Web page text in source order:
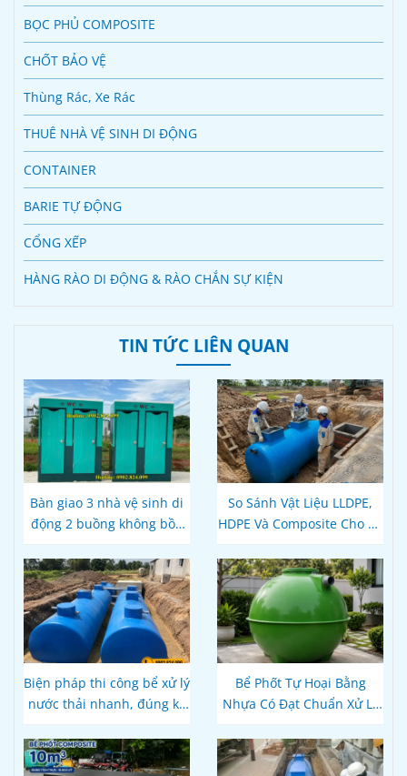
BỌC PHỦ COMPOSITE
CHỐT BẢO VỆ
Thùng Rác, Xe Rác
THUÊ NHÀ VỆ SINH DI ĐỘNG
CONTAINER
BARIE TỰ ĐỘNG
CỔNG XẾP
HÀNG RÀO DI ĐỘNG & RÀO CHẮN SỰ KIỆN
TIN TỨC LIÊN QUAN
Bàn giao 3 nhà vệ sinh di
động 2 buồng không bồn
So Sánh Vật Liệu LLDPE,
HDPE Và Composite Cho Bể
Hơn, Đúng Kỹ Thuật?
Biện pháp thi công bể xử lý
nước thải nhanh, đúng kỹ
Bể Phốt Tự Hoại Bằng
Nhựa Có Đạt Chuẩn Xử Lý
Hiện Hành Không?